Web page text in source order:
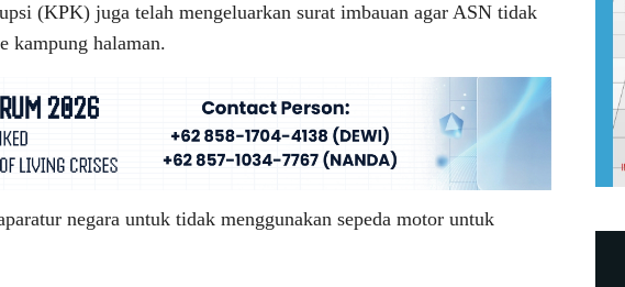
(KPK) juga telah mengeluarkan surat imbauan agar ASN tidak
kampung halaman.
negara untuk tidak menggunakan sepeda motor untuk